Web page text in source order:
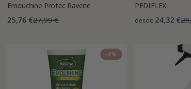
Emouchine Protec Ravene
25,76 €27,99 €
PEDIFLEX
desde 24,32 €
-4%